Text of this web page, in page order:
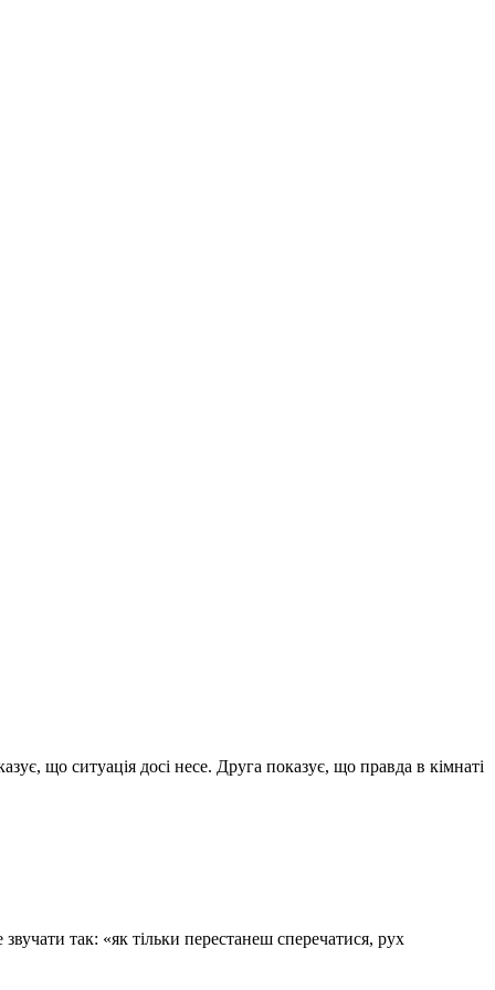
що ситуація досі несе. Друга показує, що правда в кімнаті
так: «як тільки перестанеш сперечатися, рух